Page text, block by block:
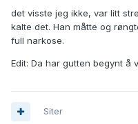
det visste jeg ikke, var litt
kalte det. Han måtte og
full narkose.
Edit: Da har gutten begynt å
Siter